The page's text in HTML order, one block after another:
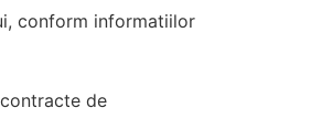
conform informatiilor
de